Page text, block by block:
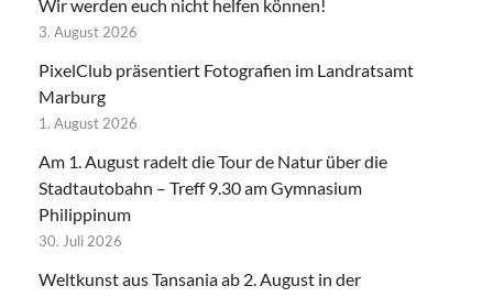
Wir werden euch nicht helfen können!
3. August 2026
PixelClub präsentiert Fotografien im Landratsamt
Marburg
1. August 2026
Am 1. August radelt die Tour de Natur über die
Stadtautobahn – Treff 9.30 am Gymnasium
Philippinum
30. Juli 2026
Weltkunst aus Tansania ab 2. August in der